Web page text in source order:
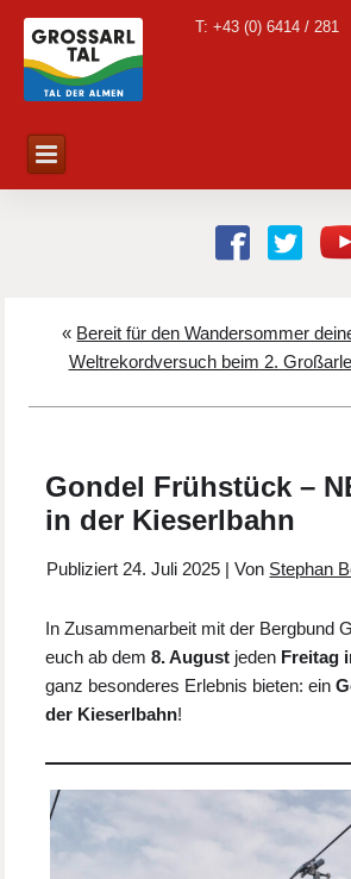
T: +43 (0) 6414 / 281
« Bereit für den Wandersommer
Weltrekordversuch beim 2.
Gondel Frühstück –
in der Kieserlbahn
Publiziert 24. Juli 2025 |Von Stephan
In Zusammenarbeit mit der Bergbund
euch ab dem8. August jeden Freitag
ganz besonderes Erlebnis bieten: ein
der Kieserlbahn!